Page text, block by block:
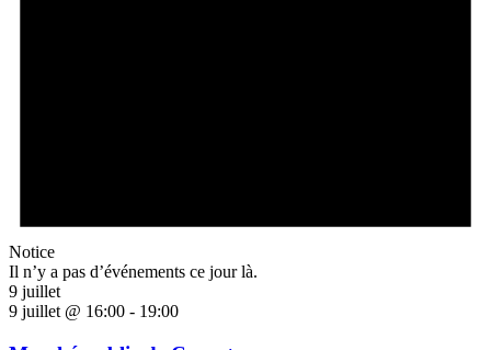
Notice
Il n’y a pas d’événements ce jour là.
9 juillet
9 juillet @ 16:00 - 19:00